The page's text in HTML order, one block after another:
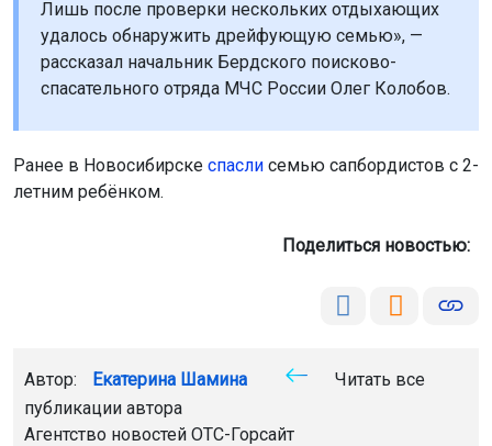
Лишь после проверки нескольких отдыхающих
удалось обнаружить дрейфующую семью», —
рассказал начальник Бердского поисково-
спасательного отряда МЧС России Олег Колобов.
Ранее в Новосибирске спасли семью сапбордистов с 2-
летним ребёнком.
Поделиться новостью:
Автор: Екатерина Шамина
Читать все
публикации автора
Агентство новостей ОТС-Горсайт